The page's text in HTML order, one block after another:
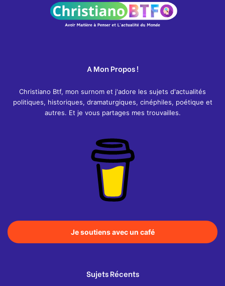
A Mon Propos !
Christiano Btf, mon surnom et j'adore les sujets d'actualités
politiques, historiques, dramaturgiques, cinéphiles, poétique et
autres. Et je vous partages mes trouvailles.
Je soutiens avec un café
Sujets Récents